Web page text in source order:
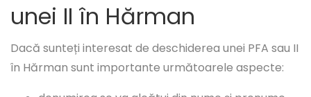
unei II în Hărman
Dacă sunteți interesat de deschiderea unei PFA sau II
în Hărman sunt importante următoarele aspecte: